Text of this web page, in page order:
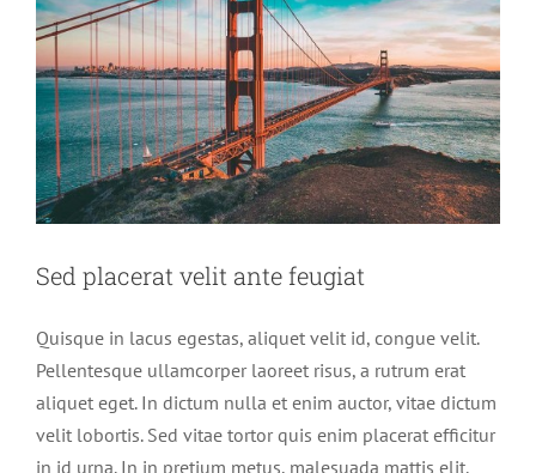
Sed placerat velit ante feugiat
Quisque in lacus egestas, aliquet velit id, congue velit.
Pellentesque ullamcorper laoreet risus, a rutrum erat
aliquet eget. In dictum nulla et enim auctor, vitae dictum
velit lobortis. Sed vitae tortor quis enim placerat efficitur
in id urna. In in pretium metus, malesuada mattis elit.